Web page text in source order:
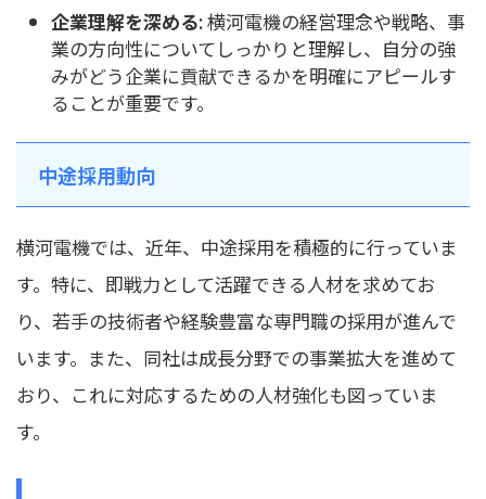
企業理解を深める: 横河電機の経営理念や戦略、事
業の方向性についてしっかりと理解し、自分の強
みがどう企業に貢献できるかを明確にアピールす
ることが重要です。
中途採用動向
横河電機では、近年、中途採用を積極的に行っていま
す。特に、即戦力として活躍できる人材を求めてお
り、若手の技術者や経験豊富な専門職の採用が進んで
います。また、同社は成長分野での事業拡大を進めて
おり、これに対応するための人材強化も図っていま
す。